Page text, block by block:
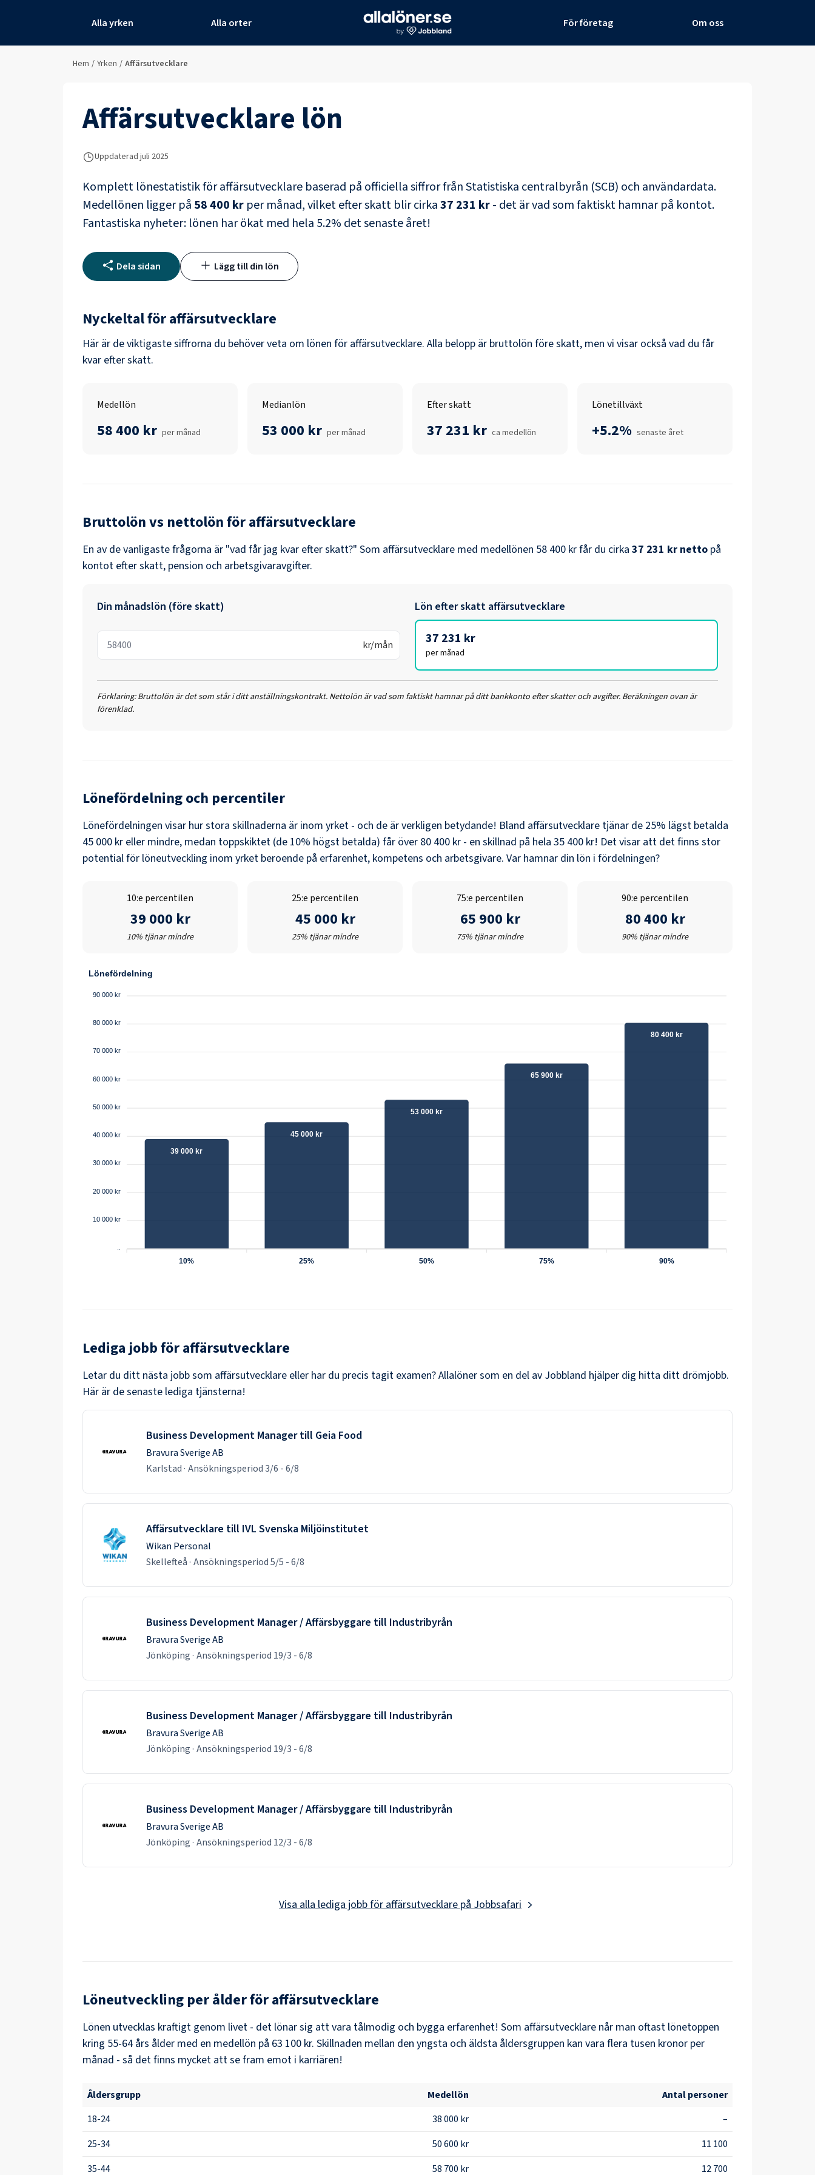
Alla yrken Alla orter För företag Om oss
Hem / Yrken / Affärsutvecklare
Affärsutvecklare lön
Uppdaterad juli 2025
Komplett lönestatistik föraffärsutvecklare baserad på officiella siffror från Statistiska centralbyrån (SCB) och användardata.
Medellönen ligger på 58 400 kr per månad, vilket efter skatt blir cirka37 231 kr- det är vad som faktiskt hamnar på kontot.
Fantastiska nyheter: lönen har ökat med hela 5.2% det senaste året!
Dela sidan Lägg till din lön
Nyckeltal föraffärsutvecklare
Här är de viktigaste siffrorna du behöver veta om lönen för affärsutvecklare. Alla belopp är bruttolön före skatt, men vi visar också vad du får
kvar efter skatt.
Medellön
58 400 kr per månad
Medianlön
53 000 kr per månad
Efter skatt
37 231 kr ca medellön
Lönetillväxt
+5.2% senaste året
Bruttolön vs nettolön föraffärsutvecklare
En av de vanligaste frågorna är "vad får jag kvar efter skatt?" Som affärsutvecklare med medellönen 58 400 krfår du cirka 37 231 kr netto på
kontot efter skatt, pension och arbetsgivaravgifter.
Din månadslön (före skatt)
kr/mån
Lön efter skatt affärsutvecklare
37 231 kr
per månad
Förklaring: Bruttolön är det som står i ditt anställningskontrakt. Nettolön är vad som faktiskt hamnar på ditt bankkonto efter skatter och avgifter. Beräkningen ovan är
förenklad.
Lönefördelning och percentiler
Lönefördelningen visar hur stora skillnaderna är inom yrket - och de är verkligen betydande! Bland affärsutvecklare tjänar de 25% lägst betalda
45 000 kr eller mindre, medan toppskiktet (de 10% högst betalda) får över 80 400 kr - en skillnad på hela 35 400 kr! Det visar att det finns stor
potential för löneutveckling inom yrket beroende på erfarenhet, kompetens och arbetsgivare. Var hamnar din lön i fördelningen?
10:e percentilen
39 000 kr
10% tjänar mindre
25:e percentilen
45 000 kr
25% tjänar mindre
75:e percentilen
65 900 kr
75% tjänar mindre
90:e percentilen
80 400 kr
90% tjänar mindre
Lönefördelning
90 000 kr
80 000 kr
70 000 kr
60 000 kr
50 000 kr
40 000 kr
30 000 kr
20 000 kr
10 000 kr
39 000 kr
45 000 kr
53 000 kr
65 900 kr
80 400 kr
10% 25% 50% 75% 90%
Lediga jobb föraffärsutvecklare
Letar du ditt nästa jobb som affärsutvecklare eller har du precis tagit examen? Allalöner som en del av Jobbland hjälper dig hitta ditt drömjobb.
Här är de senaste lediga tjänsterna!
Business Development Manager till Geia Food
Bravura Sverige AB
Karlstad · Ansökningsperiod3/6 -6/8
Affärsutvecklare till IVL Svenska Miljöinstitutet
Wikan Personal
Skellefteå · Ansökningsperiod5/5 -6/8
Business Development Manager / Affärsbyggare till Industribyrån
Bravura Sverige AB
Jönköping · Ansökningsperiod 19/3 -6/8
Business Development Manager / Affärsbyggare till Industribyrån
Bravura Sverige AB
Jönköping · Ansökningsperiod 19/3 -6/8
Business Development Manager / Affärsbyggare till Industribyrån
Bravura Sverige AB
Jönköping · Ansökningsperiod 12/3 -6/8
Visa alla lediga jobb föraffärsutvecklarepå Jobbsafari
Löneutveckling per ålder föraffärsutvecklare
Lönen utvecklas kraftigt genom livet - det lönar sig att vara tålmodig och bygga erfarenhet! Som affärsutvecklare når man oftast lönetoppen
kring 55-64 års ålder med en medellön på 63 100 kr. Skillnaden mellan den yngsta och äldsta åldersgruppen kan vara flera tusen kronor per
månad - så det finns mycket att se fram emot i karriären!
Åldersgrupp Medellön
Antal personer
18-24
38 000 kr
–
25-34
50 600 kr
11 100
35-44
58 700 kr 12 700